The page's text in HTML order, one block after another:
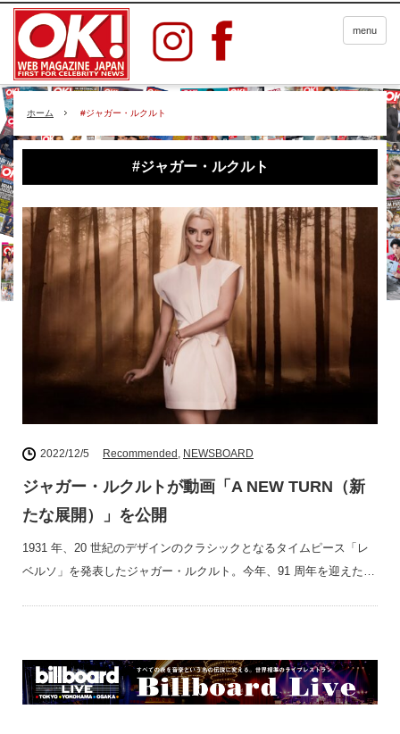
menu
ホーム #ジャガー・ルクルト
#ジャガー・ルクルト
2022/12/5 Recommended , NEWSBOARD
ジャガー・ルクルトが動画「A NEW TURN（新
たな展開）」を公開
1931 年、20 世紀のデザインのクラシックとなるタイムピース「レ
ベルソ」を発表したジャガー・ルクルト。今年、91 周年を迎えた…